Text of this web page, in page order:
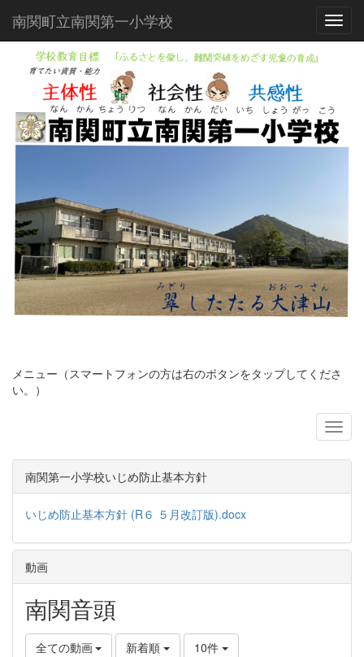
南関町立南関第一小学校
メニュー（スマートフォンの方は右のボタンをタップしてくださ
い。）
南関第一小学校いじめ防止基本方針
いじめ防止基本方針 (R６ ５月改訂版).docx
動画
南関音頭
全ての動画 新着順 10件